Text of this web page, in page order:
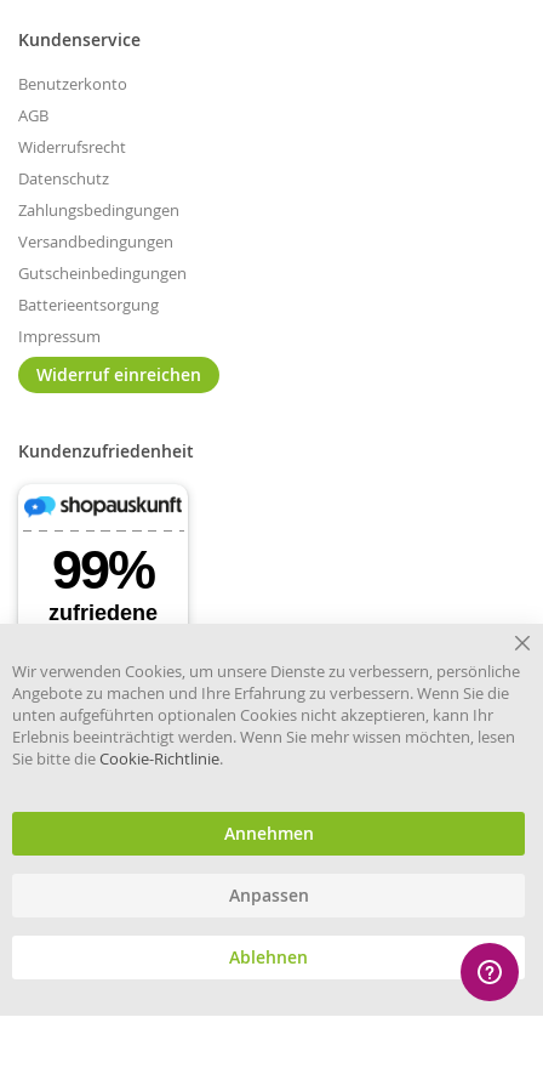
Kundenservice
Benutzerkonto
AGB
Widerrufsrecht
Datenschutz
Zahlungsbedingungen
Versandbedingungen
Gutscheinbedingungen
Batterieentsorgung
Impressum
Widerruf einreichen
Kundenzufriedenheit
Händler im offiziellen Register
und Information.
© eHygiene 2026 - All rights reserved.
Wir verwenden Cookies, um unsere Dienste zu verbessern, persönliche
Angebote zu machen und Ihre Erfahrung zu verbessern. Wenn Sie die
unten aufgeführten optionalen Cookies nicht akzeptieren, kann Ihr
Erlebnis beeinträchtigt werden. Wenn Sie mehr wissen möchten, lesen
Sie bitte dieCookie-Richtlinie.
Annehmen
Anpassen
Ablehnen